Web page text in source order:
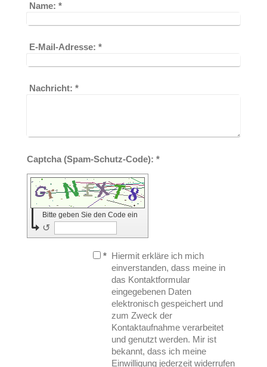
Name: *
E-Mail-Adresse: *
Nachricht: *
Captcha (Spam-Schutz-Code): *
Bitte geben Sie den Code ein
↺
* Hiermit erkläre ich mich
einverstanden, dass meine in
das Kontaktformular
eingegebenen Daten
elektronisch gespeichert und
zum Zweck der
Kontaktaufnahme verarbeitet
und genutzt werden. Mir ist
bekannt, dass ich meine
Einwilligung jederzeit widerrufen